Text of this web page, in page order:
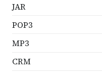
JAR
POP3
MP3
CRM